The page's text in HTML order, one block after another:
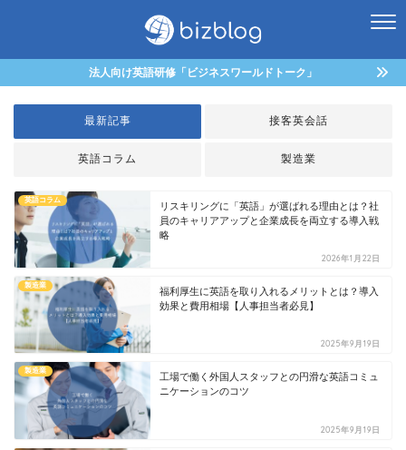
法人向け英語研修「ビジネスワールドトーク」
最新記事 接客英会話
英語コラム 製造業
英語コラム
リスキリングに「英語」が選ばれる理由とは？社
員のキャリアアップと企業成長を両立する導入戦
略
2026年1月22日
製造業
福利厚生に英語を取り入れるメリットとは？導入
効果と費用相場【人事担当者必見】
2025年9月19日
製造業
工場で働く外国人スタッフとの円滑な英語コミュ
ニケーションのコツ
2025年9月19日